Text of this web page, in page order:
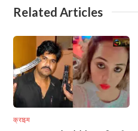
Related Articles
क्राइम